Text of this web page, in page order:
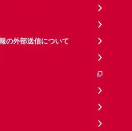
の外部送信について